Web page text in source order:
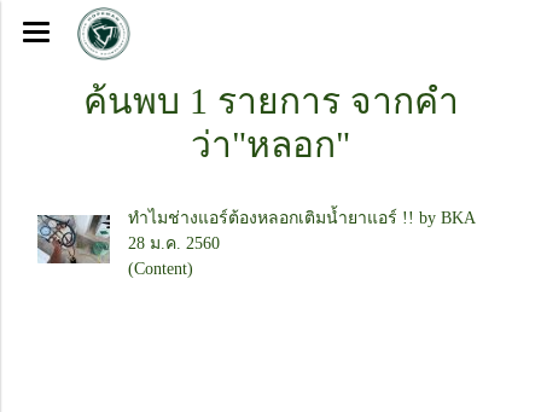
ค้นพบ 1 รายการ จากคำ
ว่า"หลอก"
ทำไมช่างแอร์ต้องหลอกเติมน้ำยาแอร์ !! by BKA
28 ม.ค. 2560
(Content)